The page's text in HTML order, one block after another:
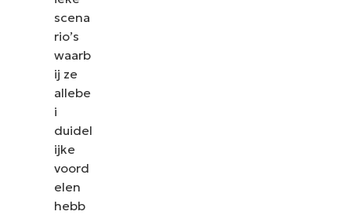
scena
rio’s
waarb
ij ze
allebe
i
duidel
ijke
voord
elen
hebb